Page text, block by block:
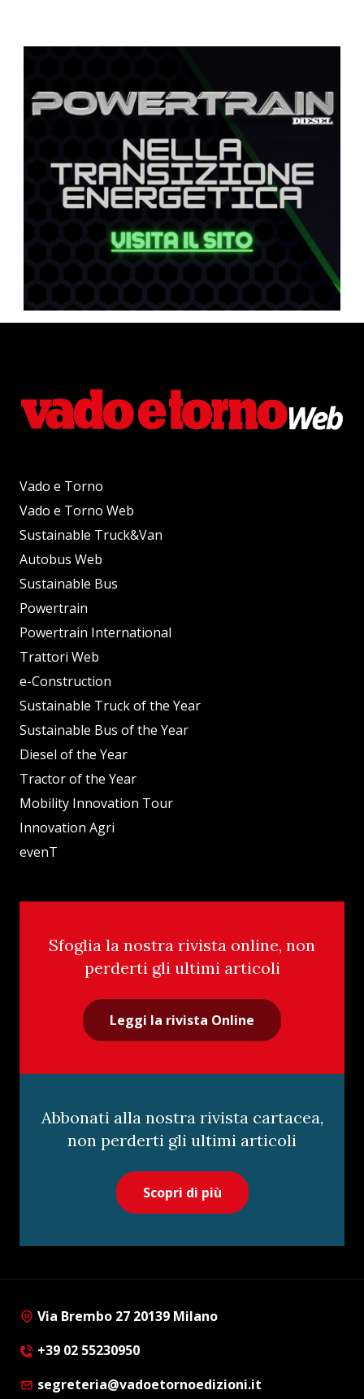
Vado e Torno
Vado e Torno Web
Sustainable Truck&Van
Autobus Web
Sustainable Bus
Powertrain
Powertrain International
Trattori Web
e-Construction
Sustainable Truck of the Year
Sustainable Bus of the Year
Diesel of the Year
Tractor of the Year
Mobility Innovation Tour
Innovation Agri
evenT
Sfoglia la nostra rivista online, non
perderti gli ultimi articoli
Leggi la rivista Online
Abbonati alla nostra rivista cartacea,
non perderti gli ultimi articoli
Scopri di più
Via Brembo 27 20139 Milano
+39 02 55230950
segreteria@vadoetornoedizioni.it